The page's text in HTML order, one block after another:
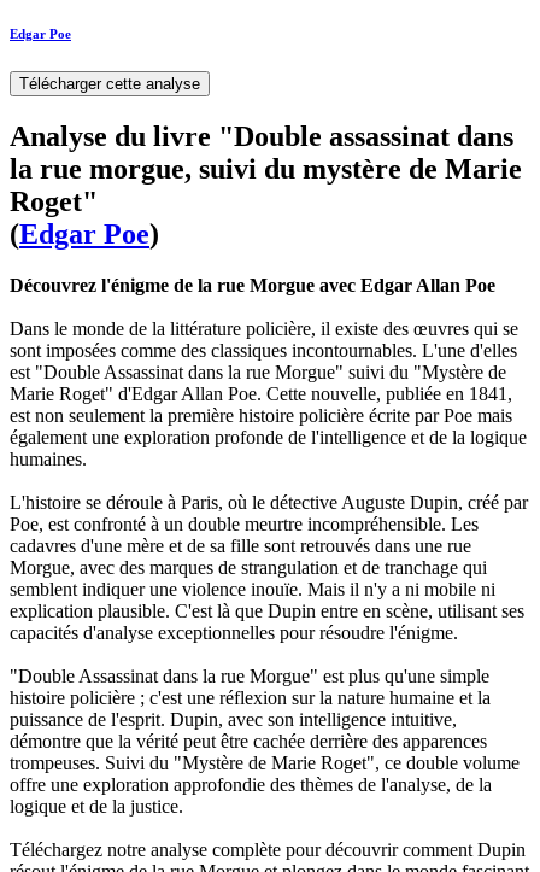
Edgar Poe
Télécharger cette analyse
Analyse du livre "Double assassinat dans
la rue morgue, suivi du mystère de Marie
Roget"
(Edgar Poe)
Découvrez l'énigme de la rue Morgue avec Edgar Allan Poe
Dans le monde de la littérature policière, il existe des œuvres qui se
sont imposées comme des classiques incontournables. L'une d'elles
est "Double Assassinat dans la rue Morgue" suivi du "Mystère de
Marie Roget" d'Edgar Allan Poe. Cette nouvelle, publiée en 1841,
est non seulement la première histoire policière écrite par Poe mais
également une exploration profonde de l'intelligence et de la logique
humaines.
L'histoire se déroule à Paris, où le détective Auguste Dupin, créé par
Poe, est confronté à un double meurtre incompréhensible. Les
cadavres d'une mère et de sa fille sont retrouvés dans une rue
Morgue, avec des marques de strangulation et de tranchage qui
semblent indiquer une violence inouïe. Mais il n'y a ni mobile ni
explication plausible. C'est là que Dupin entre en scène, utilisant ses
capacités d'analyse exceptionnelles pour résoudre l'énigme.
"Double Assassinat dans la rue Morgue" est plus qu'une simple
histoire policière ; c'est une réflexion sur la nature humaine et la
puissance de l'esprit. Dupin, avec son intelligence intuitive,
démontre que la vérité peut être cachée derrière des apparences
trompeuses. Suivi du "Mystère de Marie Roget", ce double volume
offre une exploration approfondie des thèmes de l'analyse, de la
logique et de la justice.
Téléchargez notre analyse complète pour découvrir comment Dupin